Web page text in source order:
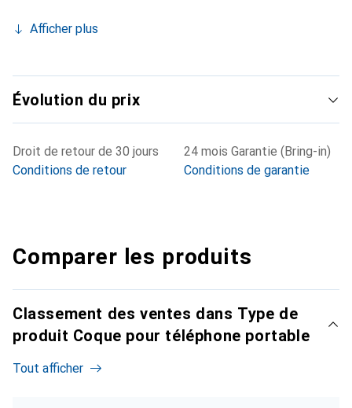
Afficher plus
Évolution du prix
Droit de retour de 30 jours
Conditions de retour
24 mois Garantie (Bring-in)
Conditions de garantie
Comparer les produits
Classement des ventes dans Type de
produit Coque pour téléphone portable
Tout afficher